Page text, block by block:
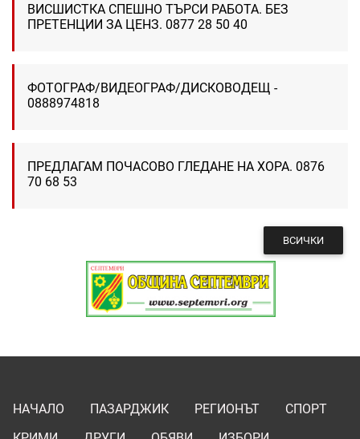
ВИСШИСТКА СПЕШНО ТЪРСИ РАБОТА. БЕЗ
ПРЕТЕНЦИИ ЗА ЦЕНЗ. 0877 28 50 40
ФОТОГРАФ/ВИДЕОГРАФ/ДИСКОВОДЕЩ -
0888974818
ПРЕДЛАГАМ ПОЧАСОВО ГЛЕДАНЕ НА ХОРА. 0876
70 68 53
ВСИЧКИ
НАЧАЛО ПАЗАРДЖИК РЕГИОНЪТ
СПОРТ